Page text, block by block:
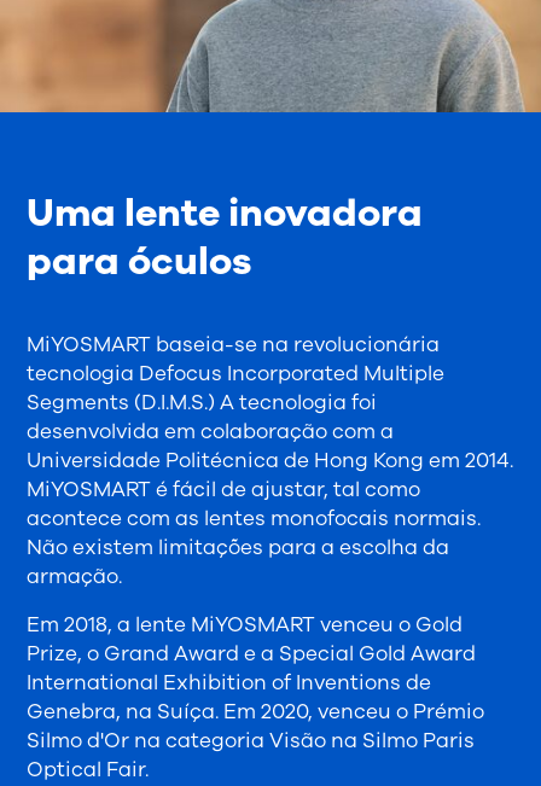
Uma lente inovadora
para óculos
MiYOSMART baseia-se na revolucionária
tecnologia Defocus Incorporated Multiple
Segments (D.I.M.S.) A tecnologia foi
desenvolvida em colaboração com a
Universidade Politécnica de Hong Kong em 2014.
MiYOSMART é fácil de ajustar, tal como
acontece com as lentes monofocais normais.
Não existem limitações para a escolha da
armação.
Em 2018, a lente MiYOSMART venceu o Gold
Prize, o Grand Award e a Special Gold Award
International Exhibition of Inventions de
Genebra, na Suíça. Em 2020, venceu o Prémio
Silmo d'Or na categoria Visão na Silmo Paris
Optical Fair.